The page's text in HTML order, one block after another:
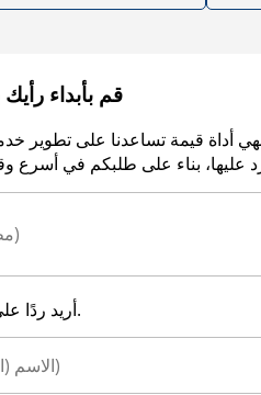
قم بأبداء
أداة قيمة تساعدنا على تطوير
أريد ردًا على رأيي.